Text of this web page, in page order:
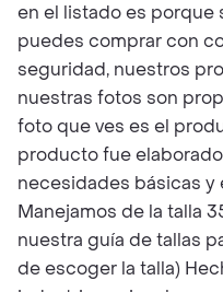
en el listado es porque
puedes comprar con
seguridad, nuestros
nuestras fotos son
foto que ves es el
producto fue
necesidades básicas
Manejamos de la talla
nuestra guía de tallas
de escoger la talla)